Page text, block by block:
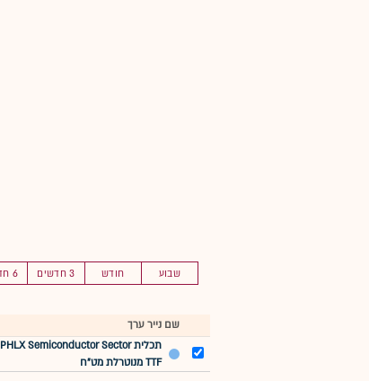
שבוע חודש 3 חדשים 6 חדשים
שם נייר ערך
תכלית PHLX Semiconductor Sector
TTF מנוטרלת מט"ח